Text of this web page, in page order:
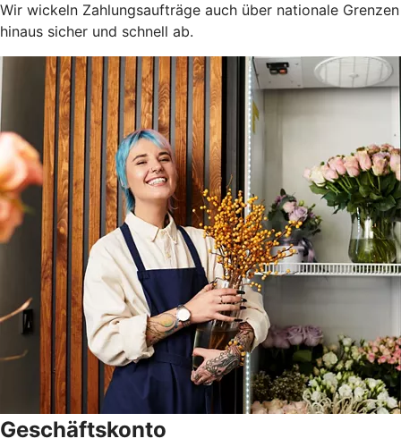
Wir wickeln Zahlungsaufträge auch über nationale Grenzen
hinaus sicher und schnell ab.
Geschäftskonto